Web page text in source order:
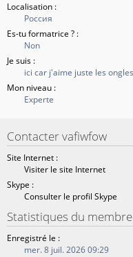
Localisation :
Россия
Es-tu formatrice ? :
Non
Je suis :
ici car j'aime juste les ongles
Mon niveau :
Experte
Contacter vafiwfow
Site Internet :
Visiter le site Internet
Skype :
Consulter le profil Skype
Statistiques du membre
Enregistré le :
mer. 8 juil. 2026 09:29